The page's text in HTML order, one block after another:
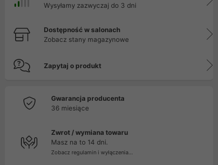
Wysyłamy zazwyczaj do 3 dni
Dostępność w salonach
Zobacz stany magazynowe
Zapytaj o produkt
Gwarancja producenta
36 miesiące
Zwrot / wymiana towaru
Masz na to 14 dni.
Zobacz regulamin i wyłączenia...